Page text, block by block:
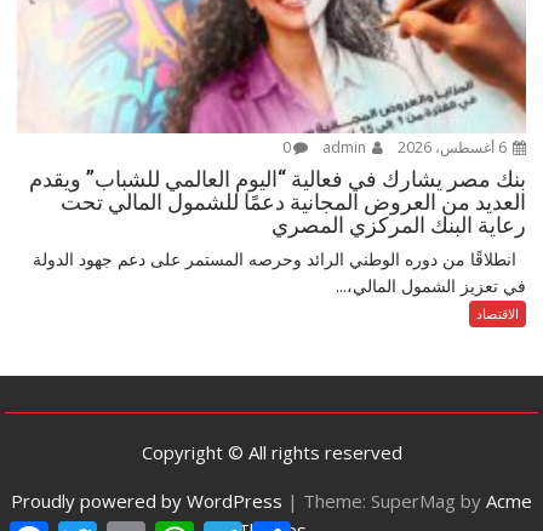
6 أغسطس، 2026 0
بنك مصر يشارك في فعالية “اليوم العالمي للشباب” ويقدم
العديد من العروض المجانية دعمًا للشمول المالي تحت
رعاية البنك المركزي المصري
انطلاقًا من دوره الوطني الرائد وحرصه المستمر على دعم جهود الدولة
في تعزيز الشمول المالي،...
الاقتصاد
Copyright © All rights reserved
Proudly powered by WordPress | Theme: SuperMag by Acme